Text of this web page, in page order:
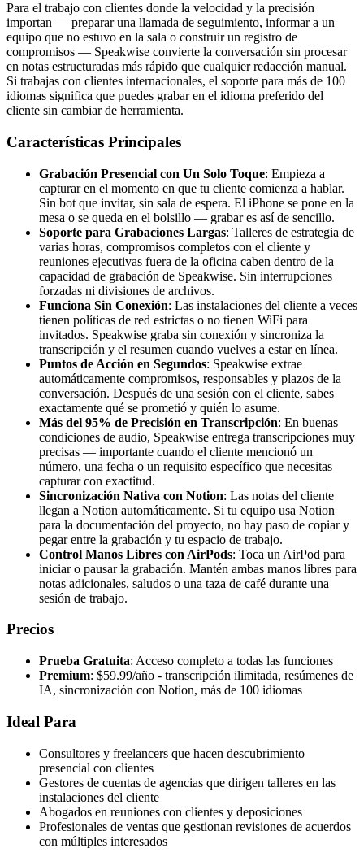
Para el trabajo con clientes donde la velocidad y la precisión
importan — preparar una llamada de seguimiento, informar a un
equipo que no estuvo en la sala o construir un registro de
compromisos — Speakwise convierte la conversación sin procesar
en notas estructuradas más rápido que cualquier redacción manual.
Si trabajas con clientes internacionales, el soporte para más de 100
idiomas significa que puedes grabar en el idioma preferido del
cliente sin cambiar de herramienta.
Características Principales
Grabación Presencial con Un Solo Toque: Empieza a
capturar en el momento en que tu cliente comienza a hablar.
Sin bot que invitar, sin sala de espera. El iPhone se pone en la
mesa o se queda en el bolsillo — grabar es así de sencillo.
Soporte para Grabaciones Largas: Talleres de estrategia de
varias horas, compromisos completos con el cliente y
reuniones ejecutivas fuera de la oficina caben dentro de la
capacidad de grabación de Speakwise. Sin interrupciones
forzadas ni divisiones de archivos.
Funciona Sin Conexión: Las instalaciones del cliente a veces
tienen políticas de red estrictas o no tienen WiFi para
invitados. Speakwise graba sin conexión y sincroniza la
transcripción y el resumen cuando vuelves a estar en línea.
Puntos de Acción en Segundos: Speakwise extrae
automáticamente compromisos, responsables y plazos de la
conversación. Después de una sesión con el cliente, sabes
exactamente qué se prometió y quién lo asume.
Más del 95% de Precisión en Transcripción: En buenas
condiciones de audio, Speakwise entrega transcripciones muy
precisas — importante cuando el cliente mencionó un
número, una fecha o un requisito específico que necesitas
capturar con exactitud.
Sincronización Nativa con Notion: Las notas del cliente
llegan a Notion automáticamente. Si tu equipo usa Notion
para la documentación del proyecto, no hay paso de copiar y
pegar entre la grabación y tu espacio de trabajo.
Control Manos Libres con AirPods: Toca un AirPod para
iniciar o pausar la grabación. Mantén ambas manos libres para
notas adicionales, saludos o una taza de café durante una
sesión de trabajo.
Precios
Prueba Gratuita: Acceso completo a todas las funciones
Premium: $59.99/año - transcripción ilimitada, resúmenes de
IA, sincronización con Notion, más de 100 idiomas
Ideal Para
Consultores y freelancers que hacen descubrimiento
presencial con clientes
Gestores de cuentas de agencias que dirigen talleres en las
instalaciones del cliente
Abogados en reuniones con clientes y deposiciones
Profesionales de ventas que gestionan revisiones de acuerdos
con múltiples interesados